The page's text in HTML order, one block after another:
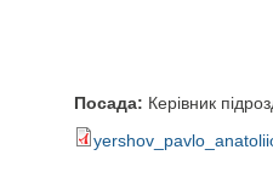
Посада: Керівник